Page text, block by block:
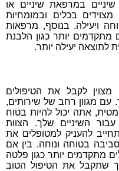
במרפאת שיניים או
בכלים ובמומחיות
ויעילה. בנוסף, מרפאות
מתקדמים יותר כגון הלבנת
לתוצאה יעילה יותר.
לקבל את הטיפולים
עם מגוון רחב של שירותים,
אתה יכול להיות בטוח
השיניים שלך. הצוות
להעניק למטופלים את
בטוחה ונוחה. בין אם
מתקדמים יותר כגון פלטה
שתקבל את הטיפול הטוב